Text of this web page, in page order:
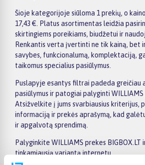
Šioje kategorijoje siūloma 1 prekių, o
17,43 €. Platus asortimentas leidžia
skirtingiems poreikiams, biudžetui ir
Renkantis verta įvertinti ne tik kainą, bet
savybes, funkcionalumą, komplektaciją,
taikomus specialius pasiūlymus.
Puslapyje esantys filtrai padeda greičiau
pasiūlymus ir patogiai palyginti
Atsižvelkite į jums svarbiausius kriterijus,
informaciją ir prekės aprašymą, kad
ir apgalvotą sprendimą.
Palyginkite WILLIAMS prekes BIGBOX.LT
tinkamiausią variantą internetu.